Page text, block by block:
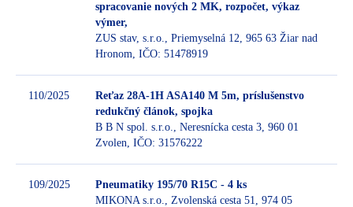
spracovanie nových 2 MK, rozpočet, výkaz
výmer,
ZUS stav, s.r.o., Priemyselná 12, 965 63 Žiar nad
Hronom, IČO: 51478919
110/2025
Reťaz 28A-1H ASA140 M 5m, príslušenstvo
redukčný článok, spojka
B B N spol. s.r.o., Neresnícka cesta 3, 960 01
Zvolen, IČO: 31576222
109/2025
Pneumatiky 195/70 R15C - 4 ks
MIKONA s.r.o., Zvolenská cesta 51, 974 05